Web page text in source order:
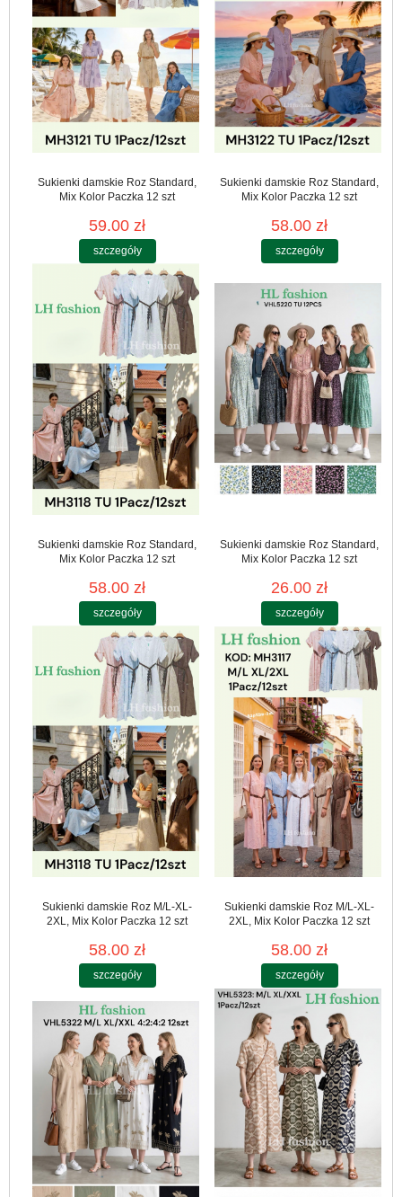
Sukienki damskie Roz Standard,
Mix Kolor Paczka 12 szt
59.00 zł
szczegóły
Sukienki damskie Roz Standard,
Mix Kolor Paczka 12 szt
58.00 zł
szczegóły
Sukienki damskie Roz Standard,
Mix Kolor Paczka 12 szt
58.00 zł
szczegóły
Sukienki damskie Roz Standard,
Mix Kolor Paczka 12 szt
26.00 zł
szczegóły
Sukienki damskie Roz M/L-XL-
2XL, Mix Kolor Paczka 12 szt
58.00 zł
szczegóły
Sukienki damskie Roz M/L-XL-
2XL, Mix Kolor Paczka 12 szt
58.00 zł
szczegóły